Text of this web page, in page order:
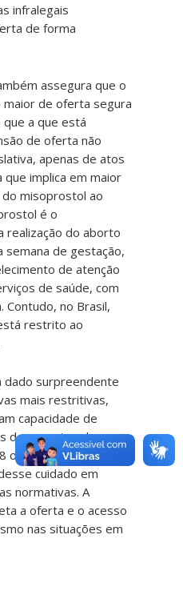
infralegais
de forma
assegura que o
maior de oferta segura
a que está
de oferta não
apenas de atos
que implica em maior
misoprostol ao
é o
realização do aborto
semana de gestação,
de atenção
de saúde, com
Contudo, no Brasil,
restrito ao
dado surpreendente
mais restritivas,
capacidade de
decorrentes de
fazem. “Ou seja, as
cuidado em
normativas. A
a oferta e o acesso
nas situações em